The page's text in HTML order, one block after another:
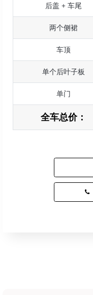
后盖 + 车尾
两个侧裙
车顶
单个后叶子板
单门
全车总价：